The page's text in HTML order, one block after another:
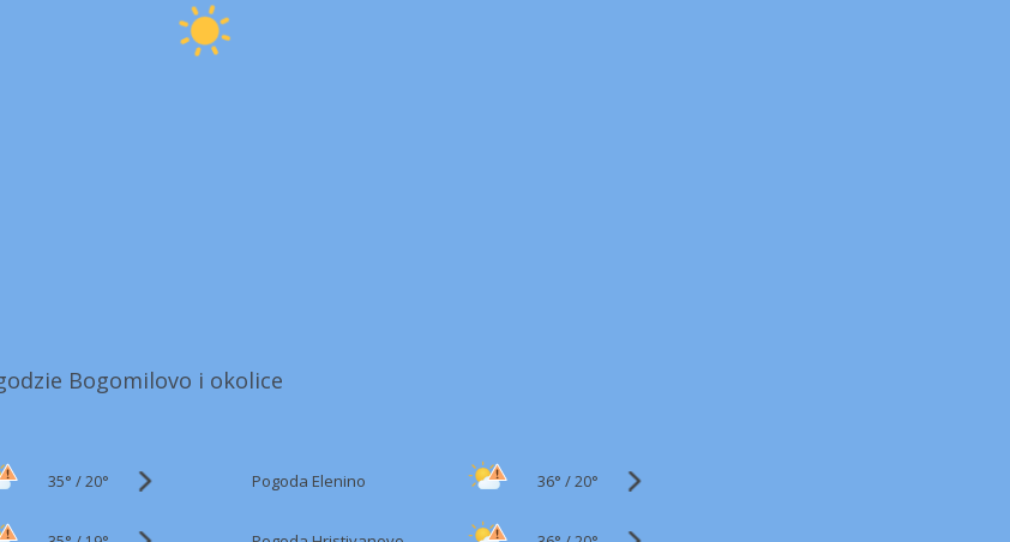
Bogomilovo i okolice
35° /20° Pogoda Elenino 36° /20°